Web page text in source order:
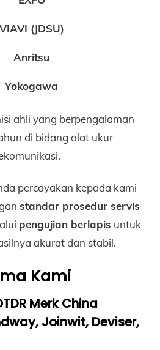
VIAVI (JDSU)
Anritsu
Yokogawa
ahli yang berpengalaman
di bidang alat ukur
percayakan kepada kami
standar prosedur servis
pengujian berlapis untuk
akurat dan stabil.
Kami
Merk China
Joinwit, Deviser,